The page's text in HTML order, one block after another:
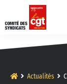
Actualités